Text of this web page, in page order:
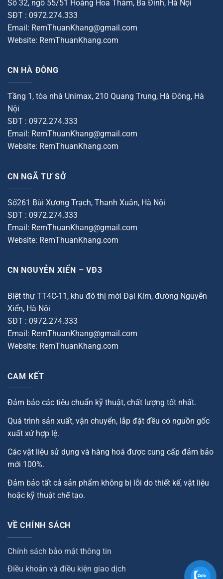
Số 32, ngõ 55/51 Hoàng Hoa Thám, Ba Đình, Hà Nội
SĐT : 0972.274.333
Email: RemThuanKhang@gmail.com
Website: RemThuanKhang.com
CN HÀ ĐÔNG
Tầng 1, tòa nhà Unimax, 210 Quang Trung, Hà Đông, Hà
Nội
SĐT : 0972.274.333
Email: RemThuanKhang@gmail.com
Website: RemThuanKhang.com
CN NGÃ TƯ SỞ
Số261 Bùi Xương Trạch, Thanh Xuân, Hà Nội
SĐT : 0972.274.333
Email: RemThuanKhang@gmail.com
Website: RemThuanKhang.com
CN NGUYỄN XIỂN – VĐ3
Biệt thự TT4C-11, khu đô thị mới Đại Kim, đường Nguyễn
Xiển, Hà Nội
SĐT : 0972.274.333
Email: RemThuanKhang@gmail.com
Website: RemThuanKhang.com
CAM KẾT
Đảm bảo các tiêu chuẩn kỹ thuật, chất lượng tốt nhất.
Quá trình sản xuất, vận chuyển, lắp đặt đều có nguồn gốc
xuất xứ hợp lệ.
Các vật liệu sử dụng và hàng hoá được cung cấp đảm bảo
mới 100%.
Đảm bảo tất cả sản phẩm không bị lỗi do thiết kế, vật liệu
hoặc kỹ thuật chế tạo.
VỀ CHÍNH SÁCH
Chính sách bảo mật thông tin
Điều khoản và điều kiện giao dịch